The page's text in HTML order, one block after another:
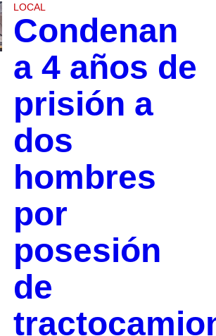
LOCAL
Condenan
a 4 años de
prisión a
dos
hombres
por
posesión
de